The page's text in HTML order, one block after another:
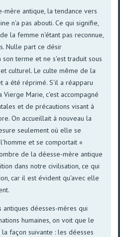
mère antique, la tendance vers
n'a pas abouti. Ce qui signifie,
la femme n'étant pas reconnue,
Nulle part ce désir
terme et ne s'est traduit sous
culturel. Le culte même de la
a été réprimé. S'il a réapparu
Marie, c'est accompagné
et de précautions visant à
On accueillait à nouveau la
seulement où elle se
et se comportait «
de la déesse-mère antique
dans notre civilisation, ce qui
car il est évident qu'avec elle
déesses-mères qui
humaines, on voit que le
façon suivante : les déesses